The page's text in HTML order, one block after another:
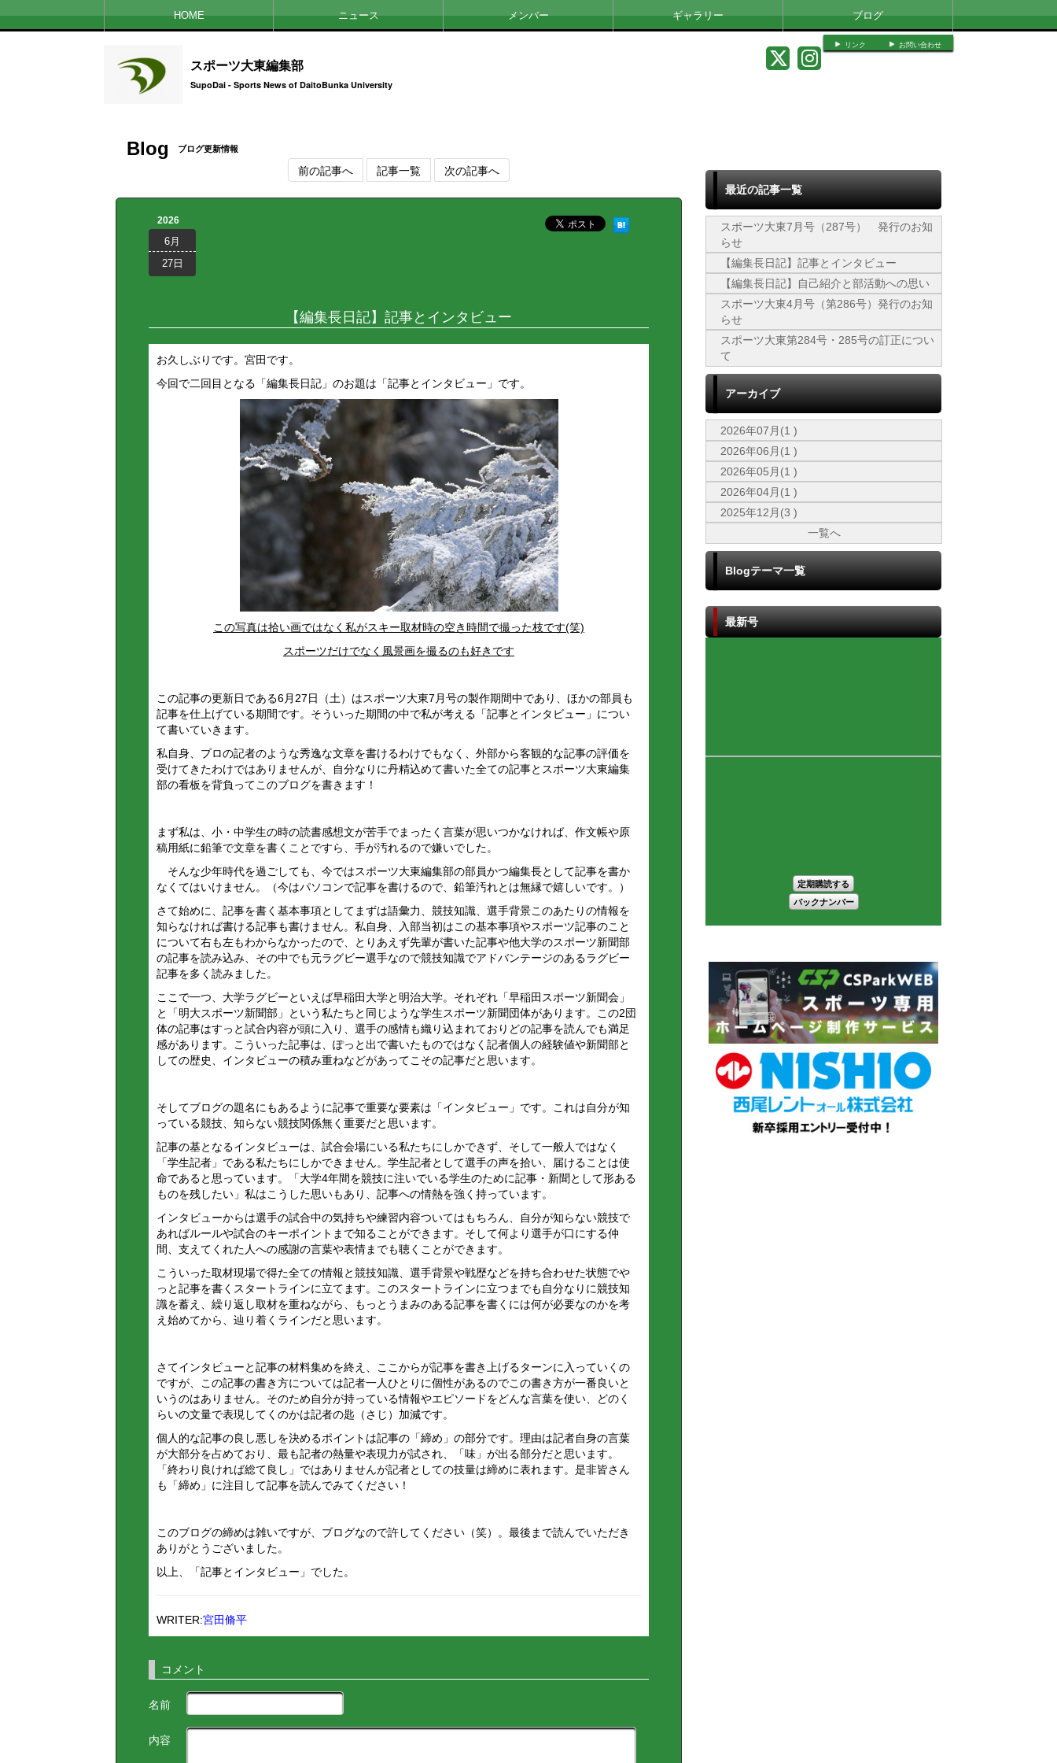
HOME ニュース メンバー ギャラリー ブログ
リンク お問い合わせ
スポーツ大東編集部
SupoDai - Sports News of DaitoBunka University
Blog ブログ更新情報
前の記事へ 記事一覧 次の記事へ
2026
6月
27日
【編集長日記】記事とインタビュー
お久しぶりです。宮田です。
今回で二回目となる「編集長日記」のお題は「記事とインタビュー」です。
この写真は拾い画ではなく私がスキー取材時の空き時間で撮った枝です(笑)
スポーツだけでなく風景画を撮るのも好きです
この記事の更新日である6月27日（土）はスポーツ大東7月号の製作期間中であり、ほかの部員も
記事を仕上げている期間です。そういった期間の中で私が考える「記事とインタビュー」につい
て書いていきます。
私自身、プロの記者のような秀逸な文章を書けるわけでもなく、外部から客観的な記事の評価を
受けてきたわけではありませんが、自分なりに丹精込めて書いた全ての記事とスポーツ大東編集
部の看板を背負ってこのブログを書きます！
まず私は、小・中学生の時の読書感想文が苦手でまったく言葉が思いつかなければ、作文帳や原
稿用紙に鉛筆で文章を書くことですら、手が汚れるので嫌いでした。
そんな少年時代を過ごしても、今ではスポーツ大東編集部の部員かつ編集長として記事を書か
なくてはいけません。（今はパソコンで記事を書けるので、鉛筆汚れとは無縁で嬉しいです。）
さて始めに、記事を書く基本事項としてまずは語彙力、競技知識、選手背景このあたりの情報を
知らなければ書ける記事も書けません。私自身、入部当初はこの基本事項やスポーツ記事のこと
について右も左もわからなかったので、とりあえず先輩が書いた記事や他大学のスポーツ新聞部
の記事を読み込み、その中でも元ラグビー選手なので競技知識でアドバンテージのあるラグビー
記事を多く読みました。
ここで一つ、大学ラグビーといえば早稲田大学と明治大学。それぞれ「早稲田スポーツ新聞会」
と「明大スポーツ新聞部」という私たちと同じような学生スポーツ新聞団体があります。この2団
体の記事はすっと試合内容が頭に入り、選手の感情も織り込まれておりどの記事を読んでも満足
感があります。こういった記事は、ぽっと出で書いたものではなく記者個人の経験値や新聞部と
しての歴史、インタビューの積み重ねなどがあってこその記事だと思います。
そしてブログの題名にもあるように記事で重要な要素は「インタビュー」です。これは自分が知
っている競技、知らない競技関係無く重要だと思います。
記事の基となるインタビューは、試合会場にいる私たちにしかできず、そして一般人ではなく
「学生記者」である私たちにしかできません。学生記者として選手の声を拾い、届けることは使
命であると思っています。「大学4年間を競技に注いでいる学生のために記事・新聞として形ある
ものを残したい」私はこうした思いもあり、記事への情熱を強く持っています。
インタビューからは選手の試合中の気持ちや練習内容ついてはもちろん、自分が知らない競技で
あればルールや試合のキーポイントまで知ることができます。そして何より選手が口にする仲
間、支えてくれた人への感謝の言葉や表情までも聴くことができます。
こういった取材現場で得た全ての情報と競技知識、選手背景や戦歴などを持ち合わせた状態でや
っと記事を書くスタートラインに立てます。このスタートラインに立つまでも自分なりに競技知
識を蓄え、繰り返し取材を重ねながら、もっとうまみのある記事を書くには何が必要なのかを考
え始めてから、辿り着くラインだと思います。
さてインタビューと記事の材料集めを終え、ここからが記事を書き上げるターンに入っていくの
ですが、この記事の書き方については記者一人ひとりに個性があるのでこの書き方が一番良いと
いうのはありません。そのため自分が持っている情報やエピソードをどんな言葉を使い、どのく
らいの文量で表現してくのかは記者の匙（さじ）加減です。
個人的な記事の良し悪しを決めるポイントは記事の「締め」の部分です。理由は記者自身の言葉
が大部分を占めており、最も記者の熱量や表現力が試され、「味」が出る部分だと思います。
「終わり良ければ総て良し」ではありませんが記者としての技量は締めに表れます。是非皆さん
も「締め」に注目して記事を読んでみてください！
このブログの締めは雑いですが、ブログなので許してください（笑）。最後まで読んでいただき
ありがとうございました。
以上、「記事とインタビュー」でした。
WRITER:宮田脩平
コメント
名前
内容
最近の記事一覧
スポーツ大東7月号（287号） 発行のお知
らせ
【編集長日記】記事とインタビュー
【編集長日記】自己紹介と部活動への思い
スポーツ大東4月号（第286号）発行のお知
らせ
スポーツ大東第284号・285号の訂正につい
て
アーカイブ
2026年07月(1 )
2026年06月(1 )
2026年05月(1 )
2026年04月(1 )
2025年12月(3 )
一覧へ
Blogテーマ一覧
最新号
定期購読する
バックナンバー